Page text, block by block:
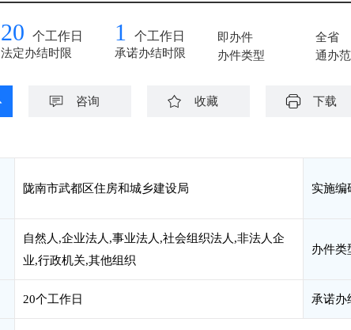
20 个工作日
法定办结时限
1 个工作日
承诺办结时限
即办件
办件类型
全省
通办
咨询 收藏 下载
陇南市武都区住房和城乡建设局 实施编
自然人,企业法人,事业法人,社会组织法人,非法人企
业,行政机关,其他组织
办件类
20个工作日 承诺办